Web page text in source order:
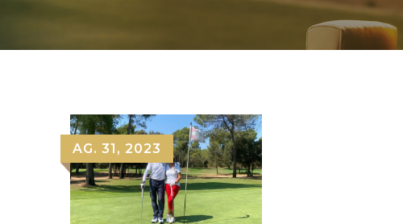
AG. 31, 2023